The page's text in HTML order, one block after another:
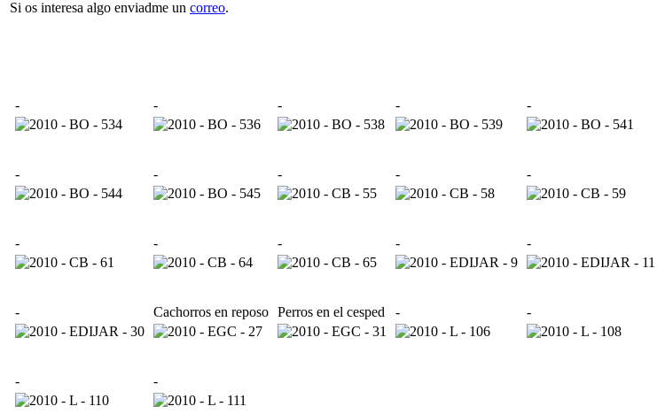
Si os interesa algo enviadme un correo.
- - - - -
- - - - -
- - - - -
- Cachorros en reposo Perros en el cesped - -
- -